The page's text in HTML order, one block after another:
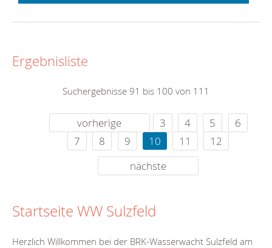
Ergebnisliste
Suchergebnisse 91 bis 100 von 111
vorherige 3 4 5
6
7
8 9 10 11
12
nächste
Startseite WW Sulzfeld
Herzlich Willkommen bei der BRK-Wasserwacht Sulzfeld am